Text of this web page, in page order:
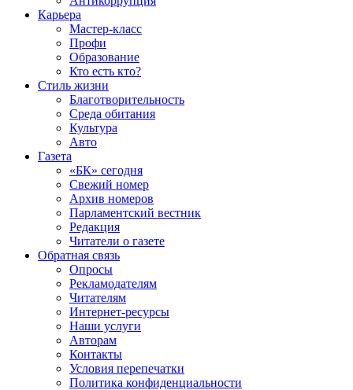
Карьера
Мастер-класс
Профи
Образование
Кто есть кто?
Стиль жизни
Благотворительность
Среда обитания
Культура
Авто
Газета
«БК» сегодня
Свежий номер
Архив номеров
Парламентский вестник
Редакция
Читатели о газете
Обратная связь
Опросы
Рекламодателям
Читателям
Интернет-ресурсы
Наши услуги
Авторам
Контакты
Условия перепечатки
Политика конфиденциальности